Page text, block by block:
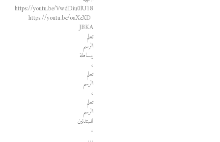
https://youtu.be/VwdDiu0lU18
https://youtu.be/oaXeXD-
JBKA
تعلم
الرسم
ببساطة
،
تعلم
الرسم
،
تعلم
الرسم
للمبتدئين
،